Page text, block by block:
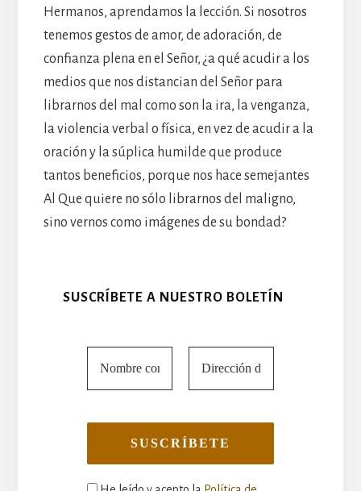
Hermanos, aprendamos la lección. Si nosotros
tenemos gestos de amor, de adoración, de
confianza plena en el Señor, ¿a qué acudir a los
medios que nos distancian del Señor para
librarnos del mal como son la ira, la venganza,
la violencia verbal o física, en vez de acudir a la
oración y la súplica humilde que produce
tantos beneficios, porque nos hace semejantes
Al Que quiere no sólo librarnos del maligno,
sino vernos como imágenes de su bondad?
SUSCRÍBETE A NUESTRO BOLETÍN